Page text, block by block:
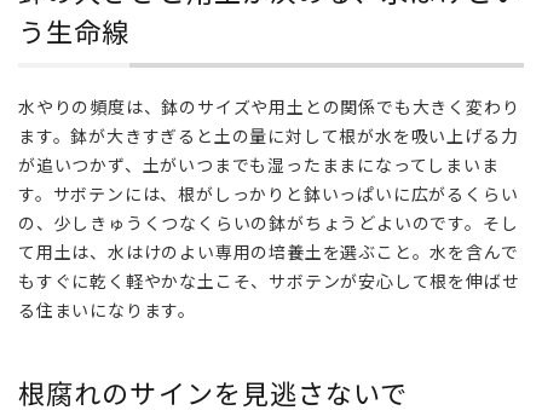
けと
線
4
根
腐
れ
の
サ
イ
見
逃
う生命線
水やりの頻度は、鉢のサイズや用土との関係でも大きく変わり
ます。鉢が大きすぎると土の量に対して根が水を吸い上げる力
が追いつかず、土がいつまでも湿ったままになってしまいま
す。サボテンには、根がしっかりと鉢いっぱいに広がるくらい
の、少しきゅうくつなくらいの鉢がちょうどよいのです。そし
て用土は、水はけのよい専用の培養土を選ぶこと。水を含んで
もすぐに乾く軽やかな土こそ、サボテンが安心して根を伸ばせ
る住まいになります。
根腐れのサインを見逃さないで